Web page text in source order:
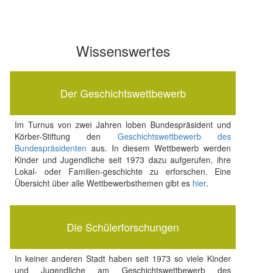
Wissenswertes
Der Geschichtswettbewerb
Im Turnus von zwei Jahren loben Bundespräsident und
Körber-Stiftung den Geschichtswettbewerb des
Bundespräsidenten aus. In diesem Wettbewerb werden
Kinder und Jugendliche seit 1973 dazu aufgerufen, ihre
Lokal- oder Familien-geschichte zu erforschen. Eine
Übersicht über alle Wettbewerbsthemen gibt es hier.
Die Schülerforschungen
In keiner anderen Stadt haben seit 1973 so viele Kinder
und Jugendliche am Geschichtswettbewerb des